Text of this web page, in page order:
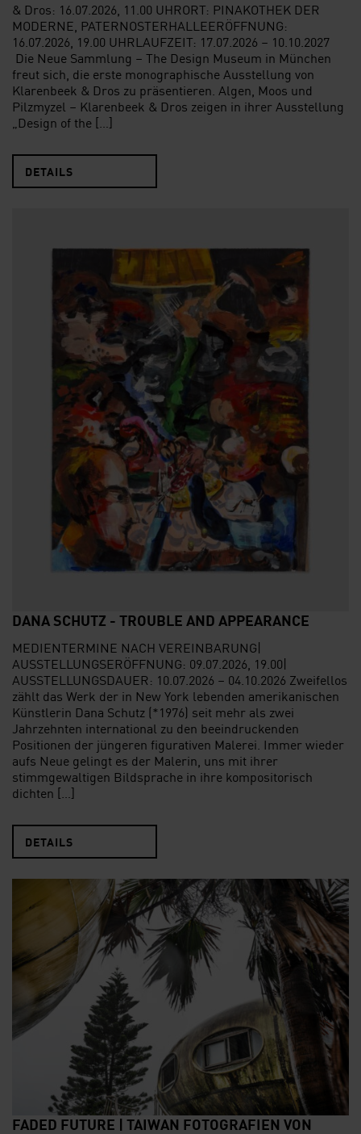
& Dros: 16.07.2026, 11.00 UHRORT: PINAKOTHEK DER
MODERNE, PATERNOSTERHALLEERÖFFNUNG:
16.07.2026, 19.00 UHRLAUFZEIT: 17.07.2026 – 10.10.2027
Die Neue Sammlung – The Design Museum in München
freut sich, die erste monographische Ausstellung von
Klarenbeek & Dros zu präsentieren. Algen, Moos und
Pilzmyzel – Klarenbeek & Dros zeigen in ihrer Ausstellung
„Design of the […]
DETAILS
DANA SCHUTZ - TROUBLE AND APPEARANCE
MEDIENTERMINE NACH VEREINBARUNG|
AUSSTELLUNGSERÖFFNUNG: 09.07.2026, 19.00|
AUSSTELLUNGSDAUER: 10.07.2026 – 04.10.2026 Zweifellos
zählt das Werk der in New York lebenden amerikanischen
Künstlerin Dana Schutz (*1976) seit mehr als zwei
Jahrzehnten international zu den beeindruckenden
Positionen der jüngeren figurativen Malerei. Immer wieder
aufs Neue gelingt es der Malerin, uns mit ihrer
stimmgewaltigen Bildsprache in ihre kompositorisch
dichten […]
DETAILS
FADED FUTURE | TAIWAN FOTOGRAFIEN VON